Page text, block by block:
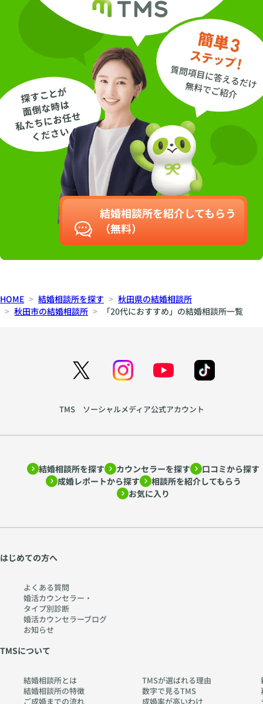
結婚相談所を紹介してもらう
（無料）
HOME 結婚相談所を探す
秋田県の結婚相談所
秋田市の結婚相談所
「20代におすすめ」の結婚相談所一覧
TMS ソーシャルメディア公式アカウント
結婚相談所を探す カウンセラーを探す
口コミから探す
成婚レポートから探す
相談所を紹介してもらう
お気に入り
はじめての方へ
よくある質問
婚活カウンセラー・
タイプ別診断
婚活カウンセラーブログ
お知らせ
TMSについて
結婚相談所とは
結婚相談所の特徴
ご成婚までの流れ
TMSが選ばれる理由
数字で見るTMS
成婚率が高いわけ